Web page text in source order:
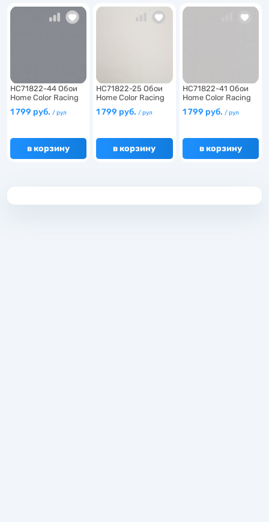
6
6
HC71822-44 Обои
Home Color Racing
Te…
1 799 руб. / рул
в корзину
HC71822-25 Обои
Home Color Racing
Te…
1 799 руб./ рул
в корзину
HC71822-41 Обои
Home Color Racing
Te…
1 799 руб. / рул
в корзину